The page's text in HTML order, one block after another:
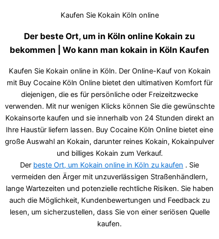
Kaufen Sie Kokain Köln online
Der beste Ort, um in Köln online Kokain zu
bekommen | Wo kann man kokain in Köln Kaufen
Kaufen Sie Kokain online in Köln. Der Online-Kauf von Kokain
mit Buy Cocaine Köln Online bietet den ultimativen Komfort für
diejenigen, die es für persönliche oder Freizeitzwecke
verwenden. Mit nur wenigen Klicks können Sie die gewünschte
Kokainsorte kaufen und sie innerhalb von 24 Stunden direkt an
Ihre Haustür liefern lassen. Buy Cocaine Köln Online bietet eine
große Auswahl an Kokain, darunter reines Kokain, Kokainpulver
und billiges Kokain zum Verkauf.
Der beste Ort, um Kokain online in Köln zu kaufen . Sie
vermeiden den Ärger mit unzuverlässigen Straßenhändlern,
lange Wartezeiten und potenzielle rechtliche Risiken. Sie haben
auch die Möglichkeit, Kundenbewertungen und Feedback zu
lesen, um sicherzustellen, dass Sie von einer seriösen Quelle
kaufen.